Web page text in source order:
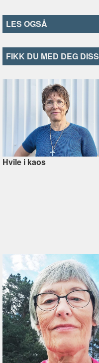
LES OGSÅ
FIKK DU MED DEG
Hvile i kaos